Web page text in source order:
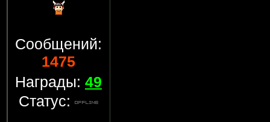
Сообщений:
1475
Награды: 49
Статус: